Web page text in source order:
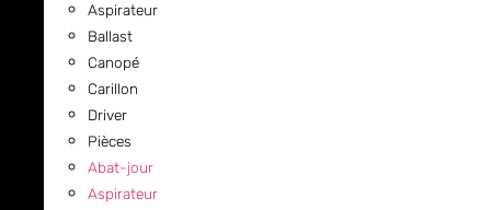
Aspirateur
Ballast
Canopé
Carillon
Driver
Pièces
Abat-jour
Aspirateur